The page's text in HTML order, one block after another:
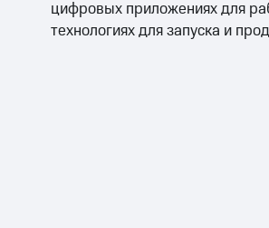
цифровых приложениях для
технологиях для запуска и